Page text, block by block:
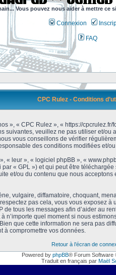
Vous pouvez nous aider à mettre ce
Connexion
FAQ
CPC Rulez - Conditions
», « CPC Rulez », « https://
suivantes, veuillez ne pas utiliser et/
vous conseillons de vérifier
des conditions modifiées et/
« leur », « logiciel phpBB », «
par « GPL ») et qui peut être téléchargée
et/ou du contenu que nous
vulgaire, diffamatoire, choquant,
pas cela, vous vous exposez
tous les messages afin d’aider au
n’importe quel moment si nous
que cette information ne sera pas
à compromettre vos données.
Retour à l’écran de
Powered by phpBB® Forum Software
Traduit en français par Maël